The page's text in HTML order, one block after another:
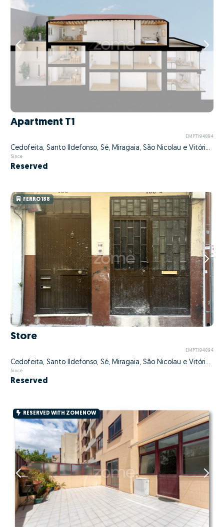
Apartment T1
EMPT194894
Cedofeita, Santo Ildefonso, Sé, Miragaia, São Nicolau e Vitória, Porto, Porto
Since
Reserved
FERRO 188
Store
EMPT194894
Cedofeita, Santo Ildefonso, Sé, Miragaia, São Nicolau e Vitória, Porto, Porto
Since
Reserved
RESERVED WITH ZOMENOW